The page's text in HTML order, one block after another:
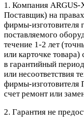
1. Компания
Поставщик) на
фирмы-изготовителя
поставляемого
течение 1-2 лет
или карточке
в гарантийный
или несоответствия
фирмы-изготовителя
счет ремонт или
2. Гарантия не